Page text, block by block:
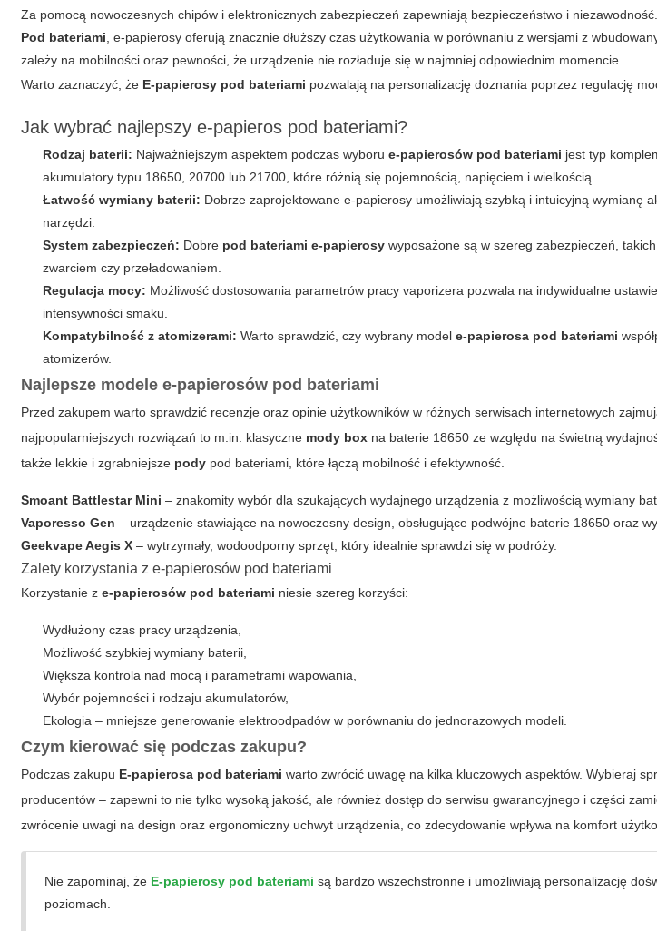
Za pomocą nowoczesnych chipów i elektronicznych zabezpieczeń zapewniają bezpieczeństwo i niezawodność.
Pod bateriami , e-papierosy oferują znacznie dłuższy czas użytkowania w porównaniu z wersjami z
zależy na mobilności oraz pewności, że urządzenie nie rozładuje się w najmniej odpowiednim momencie.
Warto zaznaczyć, że E-papierosy pod bateriami pozwalają na personalizację doznania poprzez regulację
Jak wybrać najlepszy e-papieros pod bateriami?
Rodzaj baterii: Najważniejszym aspektem podczas wyborue-papierosów pod bateriami jest typ
akumulatory typu 18650, 20700 lub 21700, które różnią się pojemnością, napięciem i wielkością.
Łatwość wymiany baterii: Dobrze zaprojektowane e-papierosy umożliwiają szybką i intuicyjną wymianę
narzędzi.
System zabezpieczeń: Dobre pod bateriami e-papierosy wyposażone są w szereg zabezpieczeń,
zwarciem czy przeładowaniem.
Regulacja mocy: Możliwość dostosowania parametrów pracy vaporizera pozwala na indywidualne
intensywności smaku.
Kompatybilność z atomizerami: Warto sprawdzić, czy wybrany modele-papierosa pod bateriami
atomizerów.
Najlepsze modele e-papierosów pod bateriami
Przed zakupem warto sprawdzić recenzje oraz opinie użytkowników w różnych serwisach internetowych
najpopularniejszych rozwiązań to m.in. klasyczne mody box na baterie 18650 ze względu na świetną
także lekkie i zgrabniejsze pody pod bateriami, które łączą mobilność i efektywność.
Smoant Battlestar Mini – znakomity wybór dla szukających wydajnego urządzenia z możliwością wymiany
Vaporesso Gen – urządzenie stawiające na nowoczesny design, obsługujące podwójne baterie 18650 oraz
Geekvape Aegis X – wytrzymały, wodoodporny sprzęt, który idealnie sprawdzi się w podróży.
Zalety korzystania z e-papierosów pod bateriami
Korzystanie ze-papierosów pod bateriami niesie szereg korzyści:
Wydłużony czas pracy urządzenia,
Możliwość szybkiej wymiany baterii,
Większa kontrola nad mocą i parametrami wapowania,
Wybór pojemności i rodzaju akumulatorów,
Ekologia – mniejsze generowanie elektroodpadów w porównaniu do jednorazowych modeli.
Czym kierować się podczas zakupu?
Podczas zakupu E-papierosa pod bateriami warto zwrócić uwagę na kilka kluczowych aspektów. Wybieraj
producentów – zapewni to nie tylko wysoką jakość, ale również dostęp do serwisu gwarancyjnego i części
zwrócenie uwagi na design oraz ergonomiczny uchwyt urządzenia, co zdecydowanie wpływa na komfort
Nie zapominaj, że E-papierosy pod bateriami są bardzo wszechstronne i umożliwiają personalizację
poziomach.